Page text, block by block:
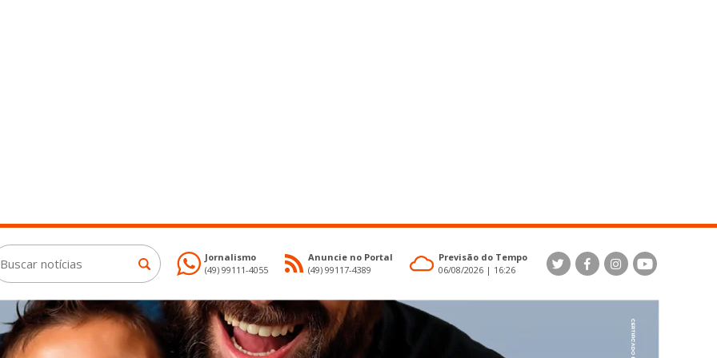
Jornalismo
(49) 99111-4055
Anuncie no Portal
(49) 99117-4389
Previsão do Tempo
06/08/2026 | 16:26